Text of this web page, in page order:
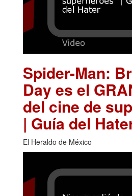
Spider-Man:
Day es el
del cine de
| Guía del
El Heraldo de México